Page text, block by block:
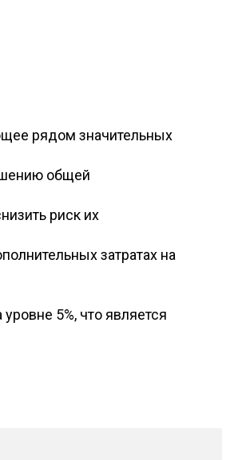
рядом значительных
общей
риск их
затратах на
5%, что является